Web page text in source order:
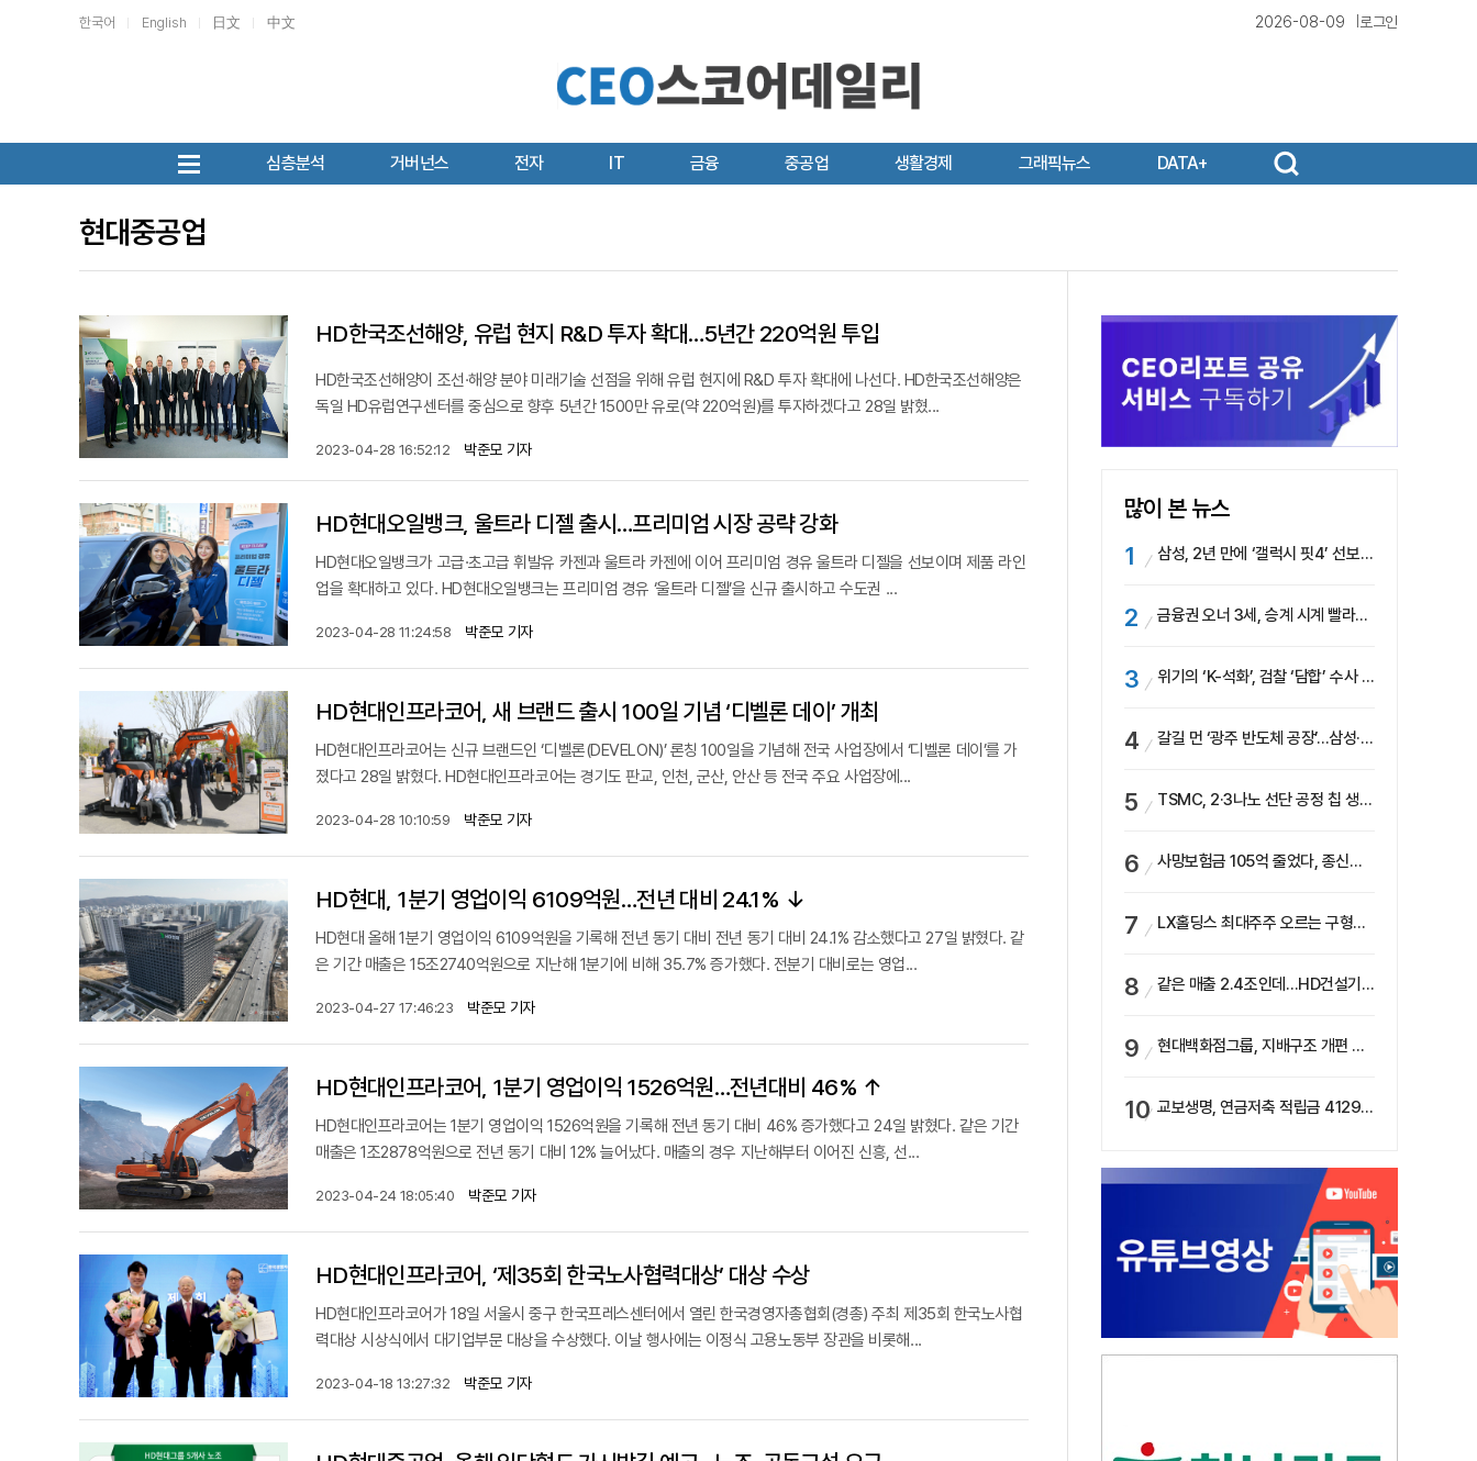
한국어 English 日文 中文 2026-08-09 로그인
심층분석 거버넌스 전자 IT 금융 중공업 생활경제 그래픽뉴스 DATA+
현대중공업
HD한국조선해양, 유럽 현지 R&D 투자 확대…5년간 220억원 투입
HD한국조선해양이 조선·해양 분야 미래기술 선점을 위해 유럽 현지에 R&D 투자 확대에 나선다. HD한국조선해양은
독일 HD유럽연구센터를 중심으로 향후 5년간 1500만 유로(약 220억원)를 투자하겠다고 28일 밝혔...
2023-04-28 16:52:12 박준모 기자
HD현대오일뱅크, 울트라 디젤 출시…프리미엄 시장 공략 강화
HD현대오일뱅크가 고급·초고급 휘발유 카젠과 울트라 카젠에 이어 프리미엄 경유 울트라 디젤을 선보이며 제품 라인
업을 확대하고 있다. HD현대오일뱅크는 프리미엄 경유 ‘울트라 디젤’을 신규 출시하고 수도권 ...
2023-04-28 11:24:58 박준모 기자
HD현대인프라코어, 새 브랜드 출시 100일 기념 ‘디벨론 데이’ 개최
HD현대인프라코어는 신규 브랜드인 ‘디벨론(DEVELON)’ 론칭 100일을 기념해 전국 사업장에서 ‘디벨론 데이’를 가
졌다고 28일 밝혔다. HD현대인프라코어는 경기도 판교, 인천, 군산, 안산 등 전국 주요 사업장에...
2023-04-28 10:10:59 박준모 기자
HD현대, 1분기 영업이익 6109억원…전년 대비 24.1% ↓
HD현대 올해 1분기 영업이익 6109억원을 기록해 전년 동기 대비 전년 동기 대비 24.1% 감소했다고 27일 밝혔다. 같
은 기간 매출은 15조2740억원으로 지난해 1분기에 비해 35.7% 증가했다. 전분기 대비로는 영업...
2023-04-27 17:46:23 박준모 기자
HD현대인프라코어, 1분기 영업이익 1526억원…전년대비 46% ↑
HD현대인프라코어는 1분기 영업이익 1526억원을 기록해 전년 동기 대비 46% 증가했다고 24일 밝혔다. 같은 기간
매출은 1조2878억원으로 전년 동기 대비 12% 늘어났다. 매출의 경우 지난해부터 이어진 신흥, 선...
2023-04-24 18:05:40 박준모 기자
HD현대인프라코어, ‘제35회 한국노사협력대상’ 대상 수상
HD현대인프라코어가 18일 서울시 중구 한국프레스센터에서 열린 한국경영자총협회(경총) 주최 제35회 한국노사협
력대상 시상식에서 대기업부문 대상을 수상했다. 이날 행사에는 이정식 고용노동부 장관을 비롯해...
2023-04-18 13:27:32 박준모 기자
많이 본 뉴스
삼성, 2년 만에 ‘갤럭시 핏4’ 선보이나…웨어러블 생태계 확장 ‘시동’
금융권 오너 3세, 승계 시계 빨라지나…한국투자 ‘속도’·미래에셋·메리츠는 ‘거리두기’
위기의 ‘K-석화’, 검찰 ‘담합’ 수사 착수…“LG·한화·롯데 등 7개 업체, 8개 제품 가격 담합”
갈길 먼 ‘광주 반도체 공장’…삼성·SK, ‘주 52시간제’ 규제 해소 ‘공방’
TSMC, 2·3나노 선단 공정 칩 생산 가속화…삼성, 파운드리 확장 변수 맞나
사망보험금 105억 줄었다, 종신보험·유동화 동시에 ‘주춤’…신한라이프는 401억 급증
LX홀딩스 최대주주 오르는 구형모 사장…계열사 실적 개선 ‘과제’
같은 매출 2.4조인데…HD건설기계·두산밥캣, 성장 동력 갈렸다
현대백화점그룹, 지배구조 개편 작업…지주사 행위제한 요건 해소
교보생명, 연금저축 적립금 4129억 증가 ‘1위’…KB라이프는 최대 감소율